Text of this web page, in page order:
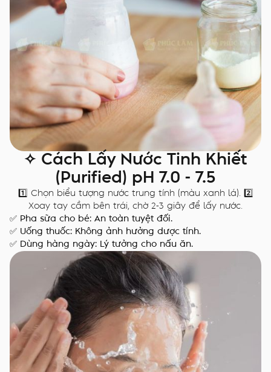
✧ Cách Lấy Nước Tinh Khiết
(Purified) pH 7.0 - 7.5
1️⃣ Chọn biểu tượng nước trung tính (màu xanh lá). 2️⃣
Xoay tay cầm bên trái, chờ 2-3 giây để lấy nước.
✅ Pha sữa cho bé: An toàn tuyệt đối.
✅ Uống thuốc: Không ảnh hưởng dược tính.
✅ Dùng hàng ngày: Lý tưởng cho nấu ăn.